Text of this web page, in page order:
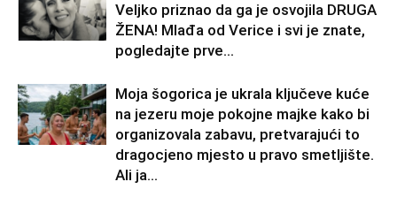
Veljko priznao da ga je osvojila DRUGA
ŽENA! Mlađa od Verice i svi je znate,
pogledajte prve...
Moja šogorica je ukrala ključeve kuće
na jezeru moje pokojne majke kako bi
organizovala zabavu, pretvarajući to
dragocjeno mjesto u pravo smetljište.
Ali ja...